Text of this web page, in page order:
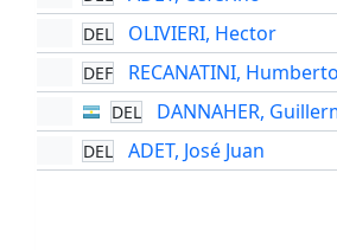
DEL OLIVIERI, Hector
DEF RECANATINI,
DEL DANNAHER,
DEL ADET, José Juan